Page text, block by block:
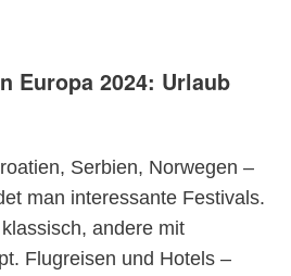
Europa 2024: Urlaub
Serbien, Norwegen –
man interessante Festivals.
andere mit
Flugreisen und Hotels –